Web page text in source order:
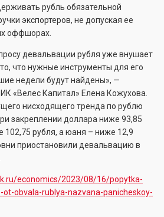
рубль обязательной
экспортеров, не допуская ее
оффшорах.
девальвации рубля уже внушает
что нужные инструменты для его
недели будут найдены», —
«Велес Капитал» Елена Кожухова.
нисходящего тренда по рублю
закреплении доллара ниже 93,85
102,75 рубля, а юаня – ниже 12,9
приостановили девальвацию в
economics/2023/08/16/popytka-
obvala-rublya-nazvana-panicheskoy-